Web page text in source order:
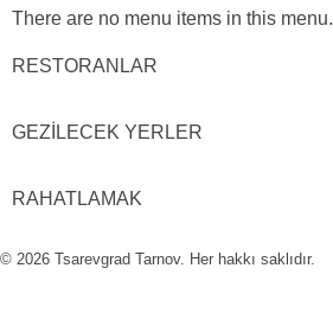
There are no menu items in this menu.
RESTORANLAR
GEZİLECEK YERLER
RAHATLAMAK
© 2026 Tsarevgrad Tarnov. Her hakkı saklıdır.